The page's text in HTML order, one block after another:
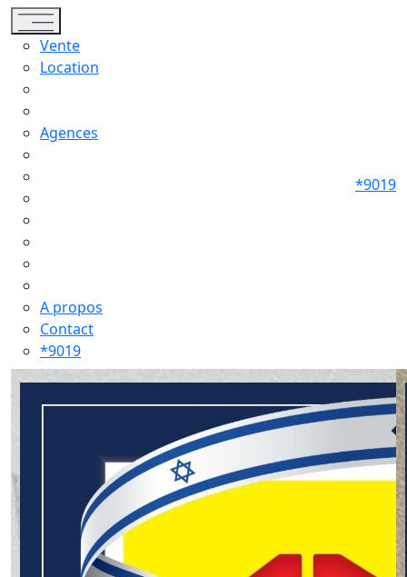
Toggle navigation
Vente
Location
Agences
A propos
Contact
*9019
*9019